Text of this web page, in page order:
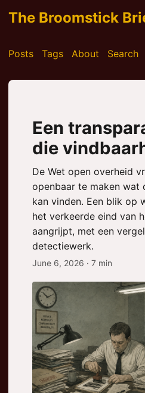
The Broomstick
Posts Tags About Search
Een
die
De Wet open overheid
openbaar te maken wat
kan vinden. Een blik op
het verkeerde eind van
aangrijpt, met een
detectiewerk.
June 6, 2026 · 7 min